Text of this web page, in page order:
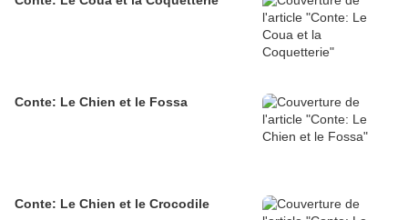
Conte: Le Chien et le Fossa
Conte: Le Chien et le Crocodile